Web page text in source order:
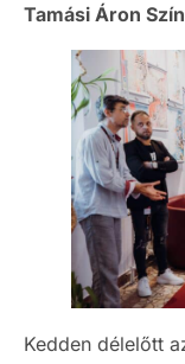
Tamási Áron
Kedden délelőtt